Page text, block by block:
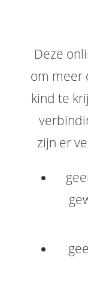
Deze
om meer
kind te
zijn er